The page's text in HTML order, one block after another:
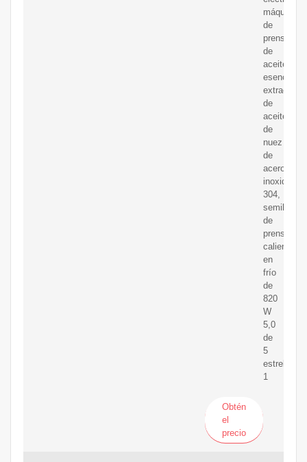
máquina
de
prensa
de
aceite
esencial,
extractor
de
aceite
de
nuez
de
acero
inoxidable
304,
semilla
de
prensa
caliente
en
frío
de
820
W
5,0
de
5
estrellas
1
Obtén
el
precio